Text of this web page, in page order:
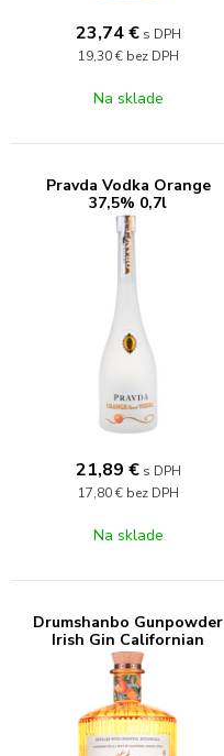
23,74 € s DPH
19,30 € bez DPH
Na sklade
Pravda Vodka Orange
37,5% 0,7l
21,89 € s DPH
17,80 € bez DPH
Na sklade
Drumshanbo Gunpowder
Irish Gin Californian
Orange 43% 0,7l